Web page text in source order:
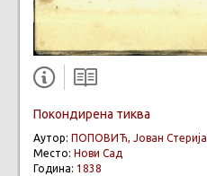
Покондирена тиква
Аутор: ПОПОВИЋ, Јован Стерија
Место: Нови Сад
Година: 1838